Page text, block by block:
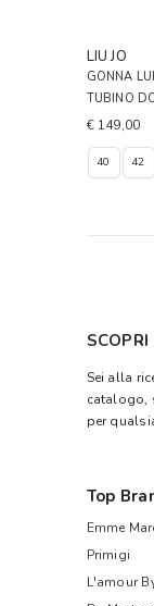
LIU JO
GONNA
TUBINO
€ 149,00
40 42
Sei alla
catalogo,
per
Top
Emme
Primigi
L'amour